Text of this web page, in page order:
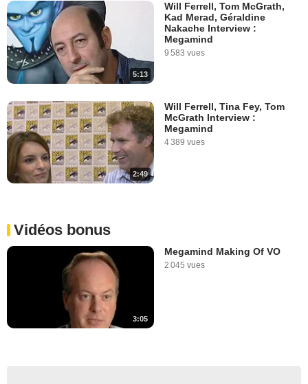
5:13
Will Ferrell, Tom McGrath,
Kad Merad, Géraldine
Nakache Interview :
Megamind
9 583 vues
2:49
Will Ferrell, Tina Fey, Tom
McGrath Interview :
Megamind
4 389 vues
Vidéos bonus
3:05
Megamind Making Of VO
2 045 vues